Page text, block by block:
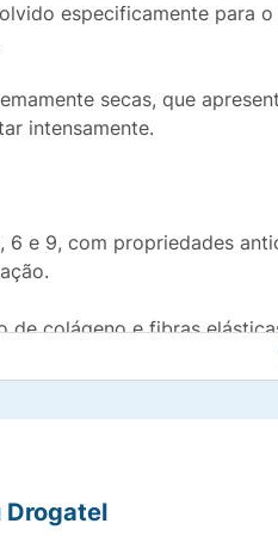
especificamente
secas, que
intensamente.
6 e 9, com propriedades
de colágeno e fibras
naturais mais
a hidratação da pele.
sofre com
Drogatel